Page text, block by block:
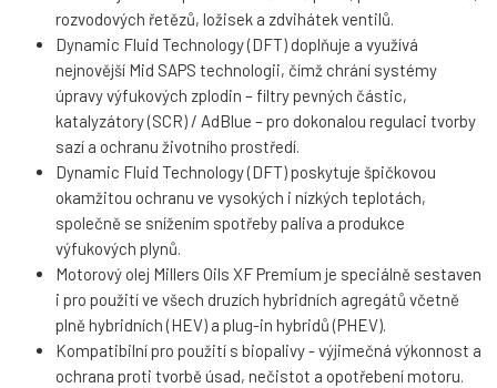
rozvodových řetězů, ložisek a zdvihátek ventilů.
Dynamic Fluid Technology (DFT) doplňuje a využívá
nejnovější Mid SAPS technologii, čímž chrání systémy
úpravy výfukových zplodin – filtry pevných částic,
katalyzátory (SCR) / AdBlue – pro dokonalou regulaci tvorby
sazí a ochranu životního prostředí.
Dynamic Fluid Technology (DFT) poskytuje špičkovou
okamžitou ochranu ve vysokých i nízkých teplotách,
společně se snížením spotřeby paliva a produkce
výfukových plynů.
Motorový olej Millers Oils XF Premium je speciálně sestaven
i pro použití ve všech druzích hybridních agregátů včetně
plně hybridních (HEV) a plug-in hybridů (PHEV).
Kompatibilní pro použití s biopalivy - výjimečná výkonnost a
ochrana proti tvorbě úsad, nečistot a opotřebení motoru.